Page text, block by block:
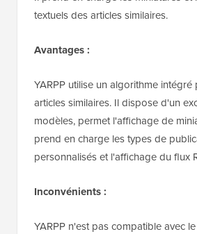
textuels des articles similaires.
Avantages :
YARPP utilise un algorithme
articles similaires. Il dispose d'un
modèles, permet l'affichage de
prend en charge les types de
personnalisés et l'affichage du flux
Inconvénients :
YARPP n'est pas compatible avec